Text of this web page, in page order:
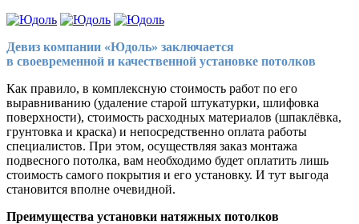
Девиз компании «Юдоль» заключается
в своевременной и качественной установке потолков
Как правило, в комплексную стоимость работ по его
выравниванию (удаление старой штукатурки, шлифовка
поверхности), стоимость расходных материалов (шпаклёвка,
грунтовка и краска) и непосредственно оплата работы
специалистов. При этом, осуществляя заказ монтажа
подвесного потолка, вам необходимо будет оплатить лишь
стоимость самого покрытия и его установку. И тут выгода
становится вполне очевидной.
Преимущества установки натяжных потолков